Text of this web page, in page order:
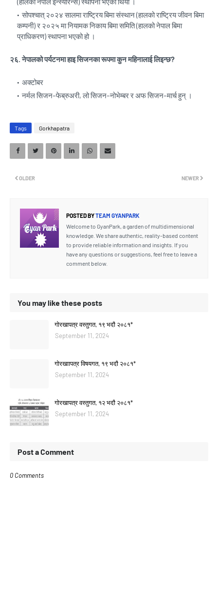
सोपश्चात् २०२४ सालमा राष्ट्रिय बिमा संस्थान (हालको राष्ट्रिय जीवन बिमा
कम्पनी) र २०२५ मा नियामक निकाय बिमा समिति (हालको नेपाल बिमा
प्राधिकरण) स्थापना भएको हो ।
२६. नेपालको पर्यटनमा हाइ सिजनका रूपमा कुन महिनालाई लिइन्छ?
अक्टोबर
नर्मल सिजन–फेब्रुअरी, लो सिजन–नोभेम्बर र अफ सिजन–मार्च हुन् ।
Tags Gorkhapatra
NEWER
OLDER
POSTED BYTEAM GYANPARK
Welcome to GyanPark, a garden of multidimensional
knowledge. We share authentic, reality-based content
to provide reliable information and insights. If you
have any questions or suggestions, feel free to leave a
comment below.
You may like these posts
गोरखापत्र वस्तुगत, १९ भदौ २०८१*
September 11, 2024
गोरखाापत्र विषयगत, १९ भदौ २०८१*
September 11, 2024
गोरखापत्र वस्तुगत, १२ भदौ २०८१*
September 11, 2024
Post a Comment
0 Comments